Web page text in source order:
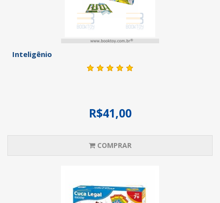
Inteligênio
R$41,00
COMPRAR